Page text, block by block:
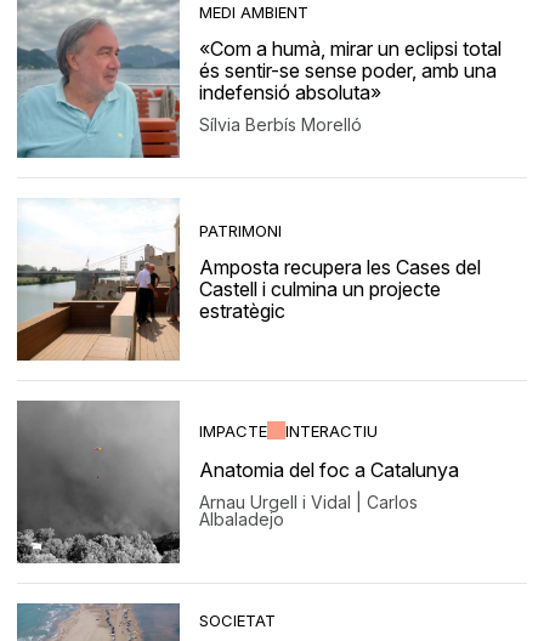
MEDI AMBIENT
«Com a humà, mirar un eclipsi total
és sentir-se sense poder, amb una
indefensió absoluta»
Sílvia Berbís Morelló
PATRIMONI
Amposta recupera les Cases del
Castell i culmina un projecte
estratègic
IMPACTE INTERACTIU
Anatomia del foc a Catalunya
Arnau Urgell i Vidal | Carlos
Albaladejo
SOCIETAT